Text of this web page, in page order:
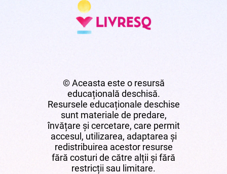
© Aceasta este o resursă
educațională deschisă.
Resursele educaționale deschise
sunt materiale de predare,
învățare și cercetare, care permit
accesul, utilizarea, adaptarea și
redistribuirea acestor resurse
fără costuri de către alții și fără
restricții sau limitare.